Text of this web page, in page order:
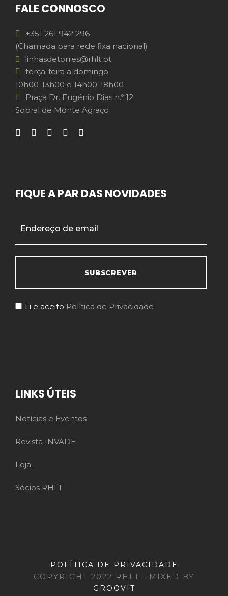
FALE CONNOSCO
+351 261 942 296
(Chamada para rede fixa nacional)
linhasdetorres@rhlt.pt
terça-feira a domingo
10h00-13h00 e 14h00-18h00
Praça Dr. Eugénio Dias n.º 12
Sobral de Monte Agraço
FIQUE A PAR DAS NOVIDADES
Li e aceito Política de Privacidade
LINKS ÚTEIS
Notícias e Eventos
Revista INVADE
Loja
Sócios RHLT
POLÍTICA DE PRIVACIDADE
COPYRIGHT 2022 RHLT - MIXED BY
GROOVIT